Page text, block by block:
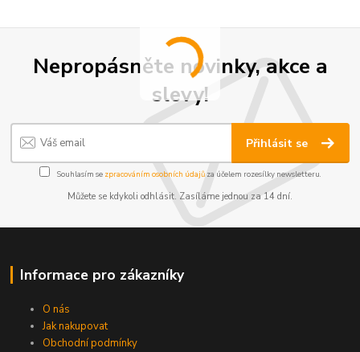
Nepropásněte novinky, akce a
slevy!
Přihlásit se
Souhlasím se zpracováním osobních údajůza účelem rozesílky newsletteru.
Můžete se kdykoli odhlásit. Zasíláme jednou za 14 dní.
Informace pro zákazníky
O nás
Jak nakupovat
Obchodní podmínky